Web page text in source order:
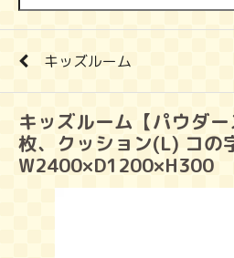
キッズルーム
キッズルーム【パウダ
枚、クッション(L) コの
W2400×D1200×H300